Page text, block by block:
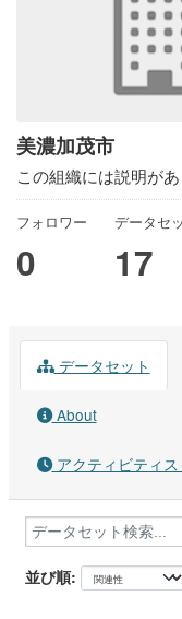
美濃加茂市
この組織には説明が
フォロワー
0
データセ
17
データセット
About
アクティビティス
並び順